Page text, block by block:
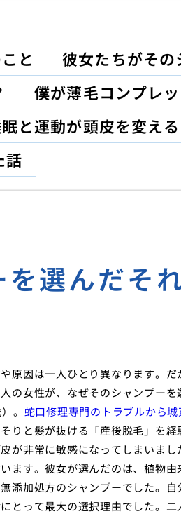
と
彼女たちがそ
僕が薄毛コンプレ
と運動が頭皮を変え
話
選んだそ
原因は一人ひとり異なります。だ
の女性が、なぜそのシャンプーを
。 蛇口修理専門のトラブルから
りと髪が抜ける「産後脱毛」を経
が非常に敏感になってしまいまし
ます。彼女が選んだのは、植物由
添加処方のシャンプーでした。自
とって最大の選択理由でした。二